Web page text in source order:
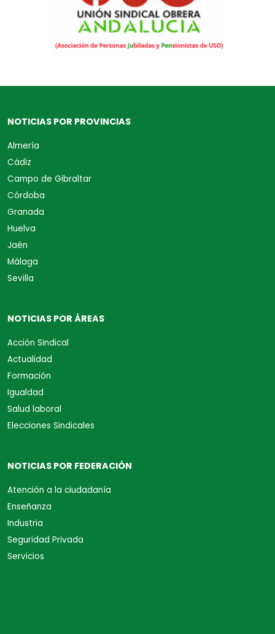
NOTICIAS POR PROVINCIAS
Almería
Cádiz
Campo de Gibraltar
Córdoba
Granada
Huelva
Jaén
Málaga
Sevilla
NOTICIAS POR ÁREAS
Acción Sindical
Actualidad
Formación
Igualdad
Salud laboral
Elecciones Sindicales
NOTICIAS POR FEDERACIÓN
Atención a la ciudadanía
Enseñanza
Industria
Seguridad Privada
Servicios